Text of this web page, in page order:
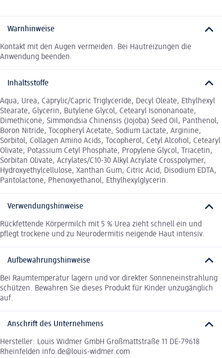
Warnhinweise
Kontakt mit den Augen vermeiden. Bei Hautreizungen die
Anwendung beenden.
Inhaltsstoffe
Aqua, Urea, Caprylic/Capric Triglyceride, Decyl Oleate, Ethylhexyl
Stearate, Glycerin, Butylene Glycol, Cetearyl Isononanoate,
Dimethicone, Simmondsia Chinensis (Jojoba) Seed Oil, Panthenol,
Boron Nitride, Tocopheryl Acetate, Sodium Lactate, Arginine,
Sorbitol, Collagen Amino Acids, Tocopherol, Cetyl Alcohol, Cetearyl
Olivate, Potassium Cetyl Phosphate, Propylene Glycol, Triacetin,
Sorbitan Olivate, Acrylates/C10-30 Alkyl Acrylate Crosspolymer,
Hydroxyethylcellulose, Xanthan Gum, Citric Acid, Disodium EDTA,
Pantolactone, Phenoxyethanol, Ethylhexylglycerin.
Verwendungshinweise
Rückfettende Körpermilch mit 5 % Urea zieht schnell ein und
pflegt trockene und zu Neurodermitis neigende Haut intensiv.
Aufbewahrungshinweise
Bei Raumtemperatur lagern und vor direkter Sonneneinstrahlung
schützen. Bewahren Sie dieses Produkt für Kinder unzugänglich
auf.
Anschrift des Unternehmens
Hersteller: Louis Widmer GmbH Großmattstraße 11 DE-79618
Rheinfelden info.de@louis-widmer.com